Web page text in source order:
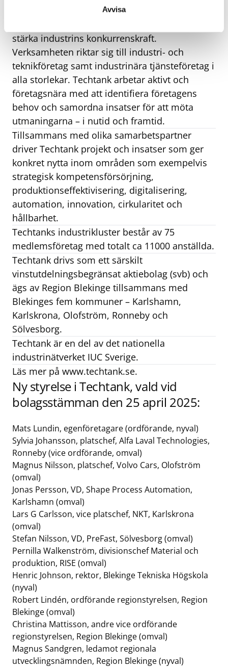
Avvisa
Techtank är ett industrikluster och en regional
stärka industrins konkurrenskraft.
Verksamheten riktar sig till industri- och
teknikföretag samt industrinära tjänsteföretag i
alla storlekar. Techtank arbetar aktivt och
företagsnära med att identifiera företagens
behov och samordna insatser för att möta
utmaningarna – i nutid och framtid.
Tillsammans med olika samarbetspartner
driver Techtank projekt och insatser som ger
konkret nytta inom områden som exempelvis
strategisk kompetensförsörjning,
produktionseffektivisering, digitalisering,
automation, innovation, cirkularitet och
hållbarhet.
Techtanks industrikluster består av 75
medlemsföretag med totalt ca 11000 anställda.
Techtank drivs som ett särskilt
vinstutdelningsbegränsat aktiebolag (svb) och
ägs av Region Blekinge tillsammans med
Blekinges fem kommuner – Karlshamn,
Karlskrona, Olofström, Ronneby och
Sölvesborg.
Techtank är en del av det nationella
industrinätverket IUC Sverige.
Läs mer på www.techtank.se.
Ny styrelse i Techtank, vald vid
bolagsstämman den 25 april 2025:
Mats Lundin, egenföretagare (ordförande, nyval)
Sylvia Johansson, platschef, Alfa Laval Technologies,
Ronneby (vice ordförande, omval)
Magnus Nilsson, platschef, Volvo Cars, Olofström
(omval)
Jonas Persson, VD, Shape Process Automation,
Karlshamn (omval)
Lars G Carlsson, vice platschef, NKT, Karlskrona
(omval)
Stefan Nilsson, VD, PreFast, Sölvesborg (omval)
Pernilla Walkenström, divisionschef Material och
produktion, RISE (omval)
Henric Johnson, rektor, Blekinge Tekniska Högskola
(nyval)
Robert Lindén, ordförande regionstyrelsen, Region
Blekinge (omval)
Christina Mattisson, andre vice ordförande
regionstyrelsen, Region Blekinge (omval)
Magnus Sandgren, ledamot regionala
utvecklingsnämnden, Region Blekinge (nyval)